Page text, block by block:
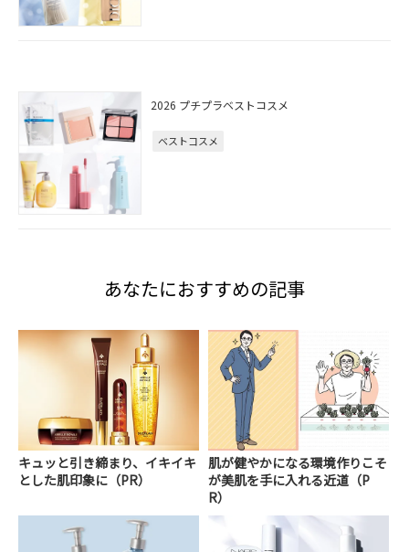
2026 プチプラベストコスメ
ベストコスメ
あなたにおすすめの記事
キュッと引き締まり、イキイキ
とした肌印象に（PR）
肌が健やかになる環境作りこそ
が美肌を手に入れる近道（P
R）